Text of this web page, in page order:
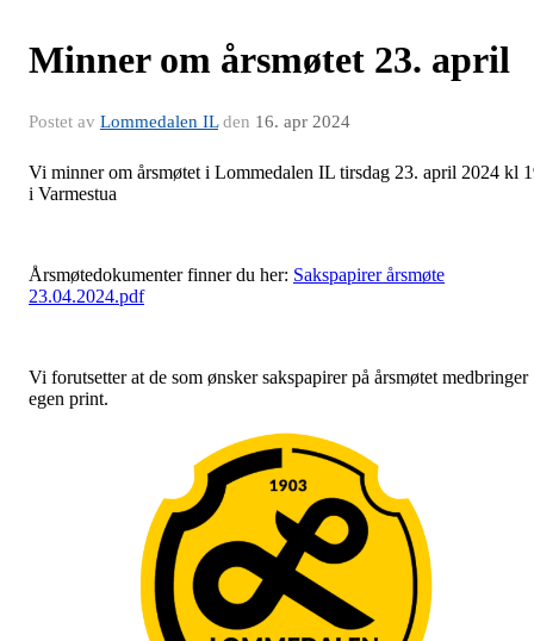
Minner om årsmøtet 23. april
Postet av Lommedalen ILden 16. apr 2024
Vi minner om årsmøtet i Lommedalen IL tirsdag 23. april 2024 kl
i Varmestua
Årsmøtedokumenter finner du her: Sakspapirer årsmøte
23.04.2024.pdf
Vi forutsetter at de som ønsker sakspapirer på årsmøtet medbringer
egen print.